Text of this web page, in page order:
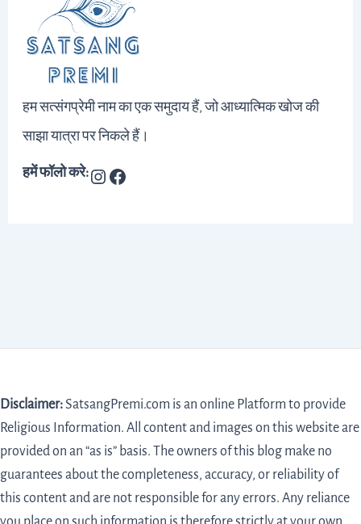
हम सत्संगप्रेमी नाम का एक समुदाय हैं, जो आध्यात्मिक खोज की
साझा यात्रा पर निकले हैं।
हमें फॉलो करे:
Disclaimer:SatsangPremi.com is an online Platform to provide
Religious Information. All content and images on this website are
provided on an “as is” basis. The owners of this blog make no
guarantees about the completeness, accuracy, or reliability of
this content and are not responsible for any errors. Any reliance